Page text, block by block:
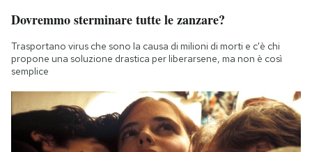
Dovremmo sterminare tutte le zanzare?
Trasportano virus che sono la causa di milioni di morti e c'è chi
propone una soluzione drastica per liberarsene, ma non è così
semplice